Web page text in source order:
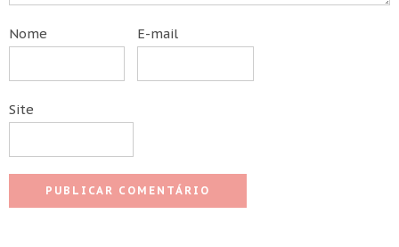
Nome E-mail
Site